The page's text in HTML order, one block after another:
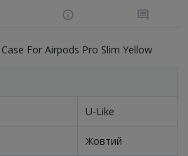
For Airpods Pro Slim Yellow
U-Like
Жовтий